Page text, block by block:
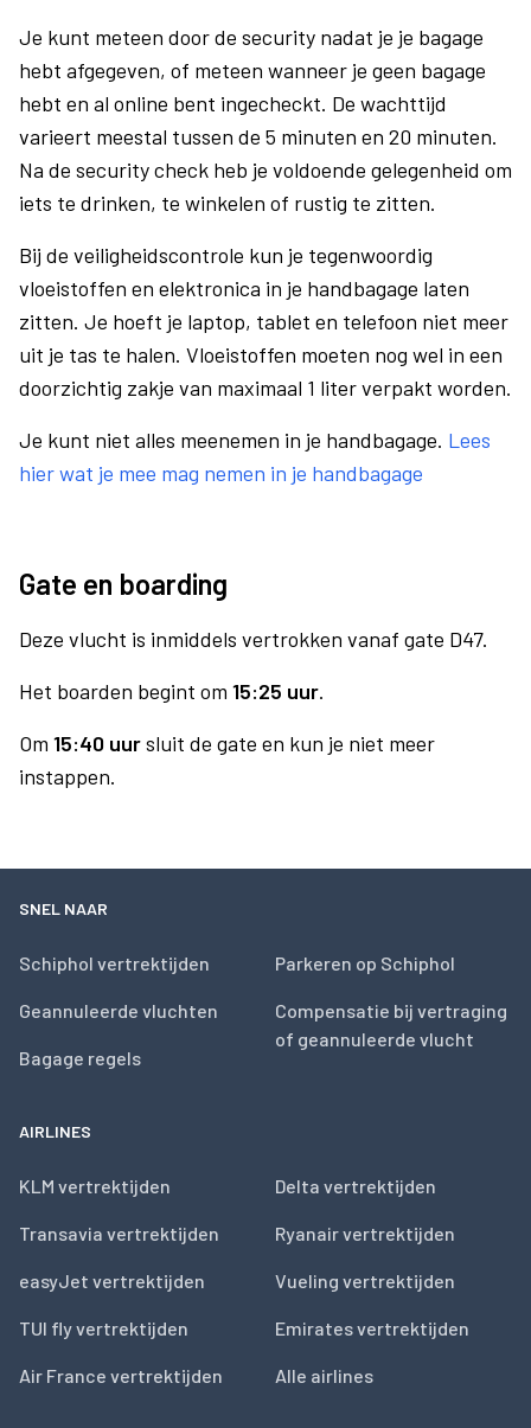
Je kunt meteen door de security nadat je je bagage
hebt afgegeven, of meteen wanneer je geen bagage
hebt en al online bent ingecheckt. De wachttijd
varieert meestal tussen de 5 minuten en 20 minuten.
Na de security check heb je voldoende gelegenheid om
iets te drinken, te winkelen of rustig te zitten.
Bij de veiligheidscontrole kun je tegenwoordig
vloeistoffen en elektronica in je handbagage laten
zitten. Je hoeft je laptop, tablet en telefoon niet meer
uit je tas te halen. Vloeistoffen moeten nog wel in een
doorzichtig zakje van maximaal 1 liter verpakt worden.
Je kunt niet alles meenemen in je handbagage. Lees
hier wat je mee mag nemen in je handbagage
Gate en boarding
Deze vlucht is inmiddels vertrokken vanaf gate D47.
Het boarden begint om 15:25 uur.
Om 15:40 uursluit de gate en kun je niet meer
instappen.
SNEL NAAR
Schiphol vertrektijden
Geannuleerde vluchten
Bagage regels
Parkeren op Schiphol
Compensatie bij vertraging
of geannuleerde vlucht
AIRLINES
KLM vertrektijden
Transavia vertrektijden
easyJet vertrektijden
TUI fly vertrektijden
Air France vertrektijden
Delta vertrektijden
Ryanair vertrektijden
Vueling vertrektijden
Emirates vertrektijden
Alle airlines